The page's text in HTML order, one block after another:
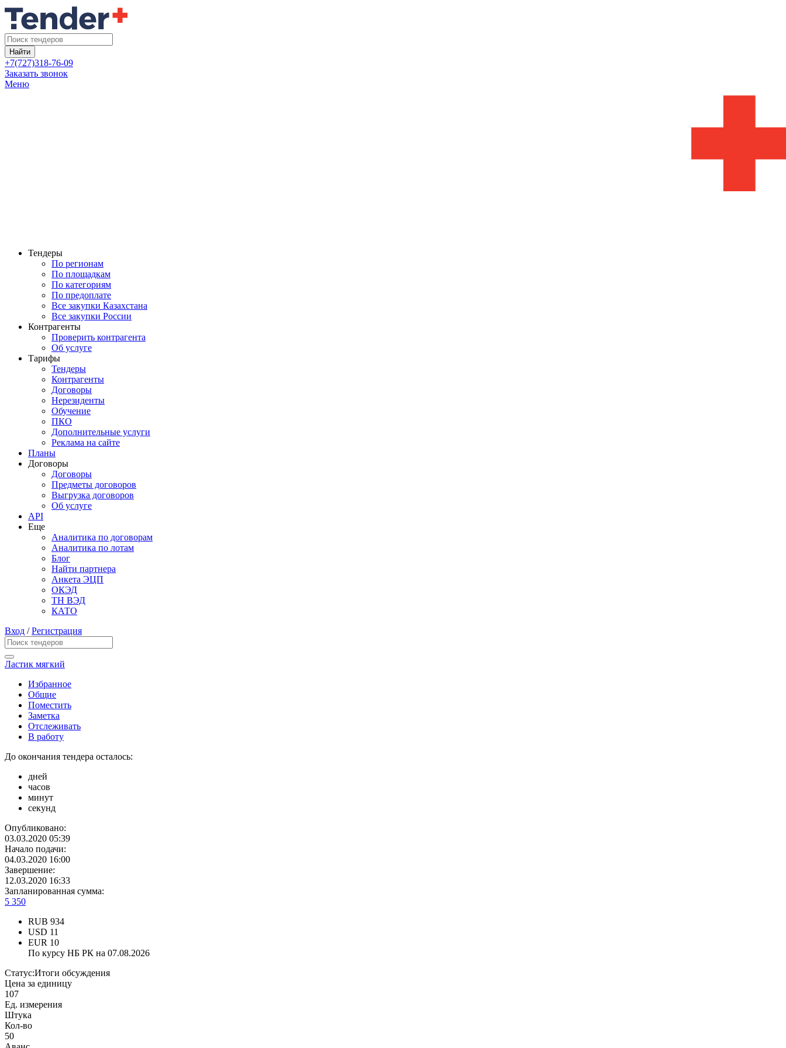
Найти
+7(727)318-76-09
Заказать звонок
Меню
Тендеры
По регионам
По площадкам
По категориям
По предоплате
Все закупки Казахстана
Все закупки России
Контрагенты
Проверить контрагента
Об услуге
Тарифы
Тендеры
Контрагенты
Договоры
Нерезиденты
Обучение
ПКО
Дополнительные услуги
Реклама на сайте
Планы
Договоры
Договоры
Предметы договоров
Выгрузка договоров
Об услуге
API
Еще
Аналитика по договорам
Аналитика по лотам
Блог
Найти партнера
Анкета ЭЦП
ОКЭД
ТН ВЭД
КАТО
Вход /Регистрация
Ластик мягкий
Избранное
Общие
Поместить
Заметка
Отслеживать
В работу
До окончания тендера осталось:
дней
часов
минут
секунд
Опубликовано:
03.03.2020 05:39
Начало подачи:
04.03.2020 16:00
Завершение:
12.03.2020 16:33
Запланированная сумма:
5 350
RUB 934
USD 11
EUR 10
По курсу НБ РК на 07.08.2026
Статус:Итоги обсуждения
Цена за единицу
107
Ед. измерения
Штука
Кол-во
50